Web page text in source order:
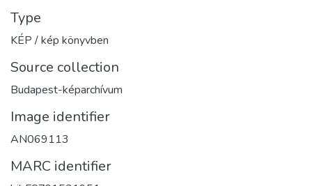
Type
KÉP / kép könyvben
Source collection
Budapest-képarchívum
Image identifier
AN069113
MARC identifier